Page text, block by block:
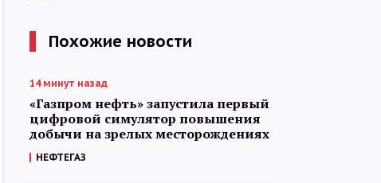
Похожие новости
14 минут назад
«Газпром нефть» запустила первый
цифровой симулятор повышения
добычи на зрелых месторождениях
НЕФТЕГАЗ